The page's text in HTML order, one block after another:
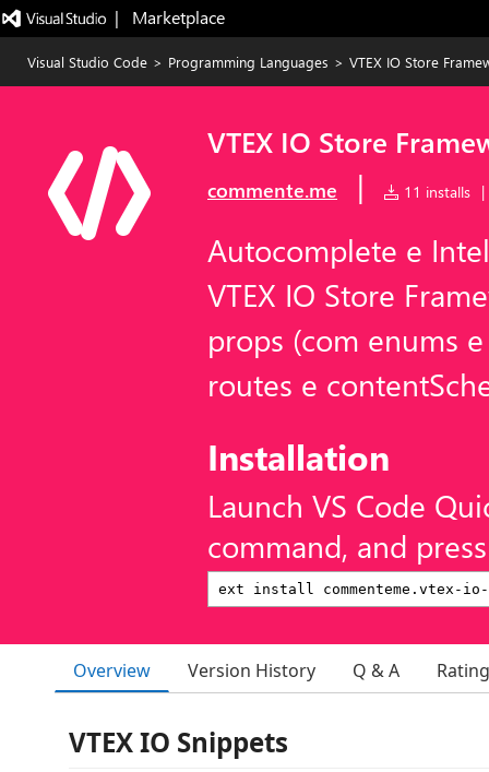
|   Marketplace
Visual Studio Code > Programming Languages > VTEX IO Store
VTEX IO Store
commente.me | 11 installs |
Autocomplete e
VTEX IO Store
props (com enums
routes e
Installation
Launch VS Code
command, and
Overview Version History Q & A
VTEX IO Snippets